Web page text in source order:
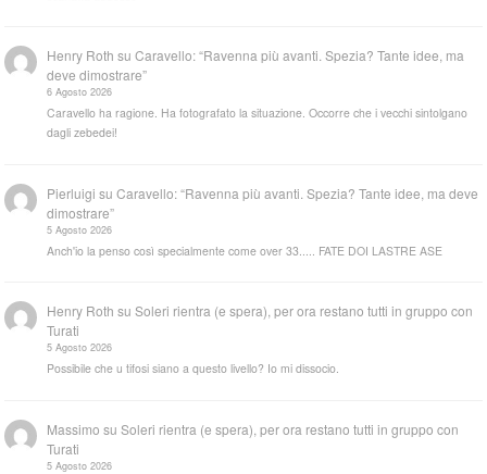
Henry Roth suCaravello: “Ravenna più avanti. Spezia? Tante idee, ma
deve dimostrare”
6 Agosto 2026
Caravello ha ragione. Ha fotografato la situazione. Occorre che i vecchi sintolgano
dagli zebedei!
Pierluigi suCaravello: “Ravenna più avanti. Spezia? Tante idee, ma deve
dimostrare”
5 Agosto 2026
Anch'io la penso così specialmente come over 33..... FATE DOI LASTRE ASE
Henry Roth suSoleri rientra (e spera), per ora restano tutti in gruppo con
Turati
5 Agosto 2026
Possibile che u tifosi siano a questo livello? Io mi dissocio.
Massimo suSoleri rientra (e spera), per ora restano tutti in gruppo con
Turati
5 Agosto 2026